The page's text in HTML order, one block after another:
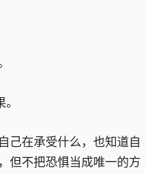
己在承受什么，也知道自
但不把恐惧当成唯一的方